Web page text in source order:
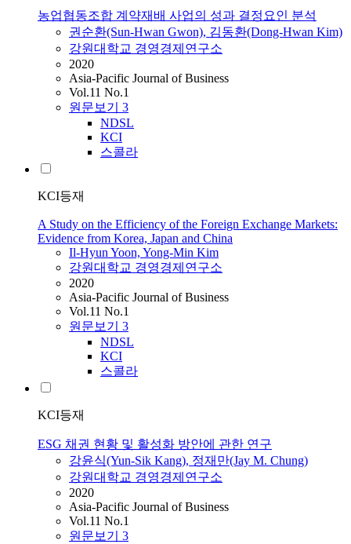
농업협동조합 계약재배 사업의 성과 결정요인 분석
권순환(Sun-Hwan Gwon), 김동환(Dong-Hwan Kim)
강원대학교 경영경제연구소
2020
Asia-Pacific Journal of Business
Vol.11 No.1
원문보기 3
NDSL
KCI
스콜라
KCI등재
A Study on the Efficiency of the Foreign Exchange Markets:
Evidence from Korea, Japan and China
Il-Hyun Yoon, Yong-Min Kim
강원대학교 경영경제연구소
2020
Asia-Pacific Journal of Business
Vol.11 No.1
원문보기 3
NDSL
KCI
스콜라
KCI등재
ESG 채권 현황 및 활성화 방안에 관한 연구
강윤식(Yun-Sik Kang), 정재만(Jay M. Chung)
강원대학교 경영경제연구소
2020
Asia-Pacific Journal of Business
Vol.11 No.1
원문보기 3